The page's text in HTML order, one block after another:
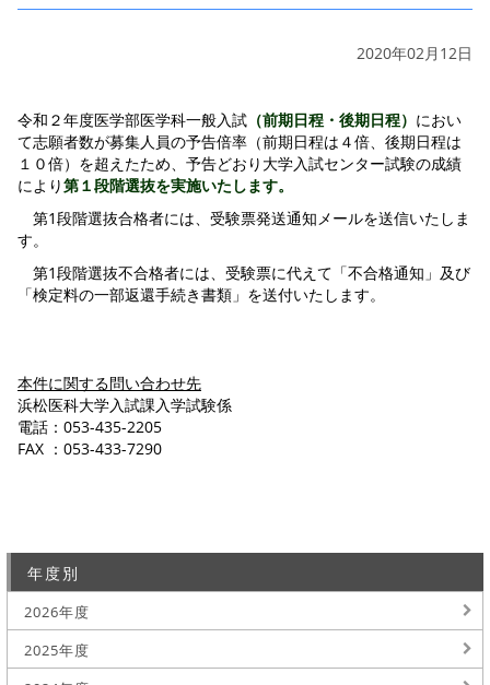
2020年02月12日
令和２年度医学部医学科一般入試 （前期日程・後期日程） におい
て志願者数が募集人員の予告倍率（前期日程は４倍、後期日程は
１０倍）を超えたため、予告どおり大学入試センター試験の成績
により第１段階選抜を実施いたします。
第1段階選抜合格者には、受験票発送通知メールを送信いたしま
す。
第1段階選抜不合格者には、受験票に代えて「不合格通知」及び
「検定料の一部返還手続き書類」を送付いたします。
本件に関する問い合わせ先
浜松医科大学入試課入学試験係
電話：053-435-2205
FAX ：053-433-7290
年度別
2026年度
2025年度